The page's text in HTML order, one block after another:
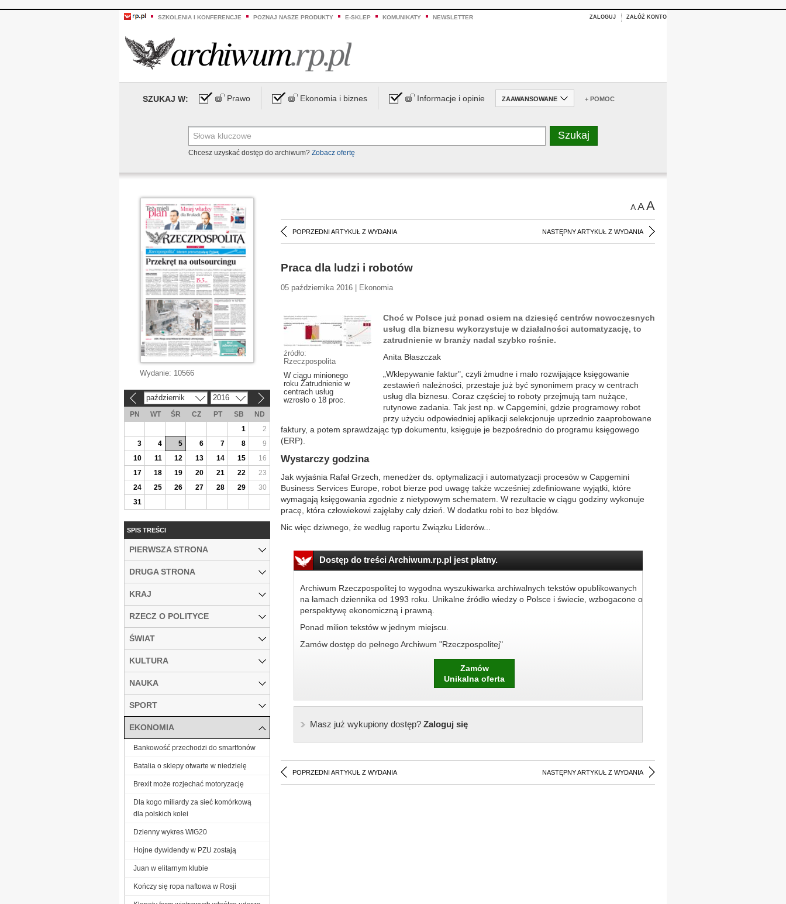
SZKOLENIA I KONFERENCJE POZNAJ NASZE PRODUKTY E-SKLEP KOMUNIKATY NEWSLETTER ZALOGUJ ZAŁÓŻ KONTO
SZUKAJ W: Prawo Ekonomia i biznes Informacje i opinie ZAAWANSOWANE + POMOC
Chcesz uzyskać dostęp do archiwum? Zobacz ofertę
AAA
POPRZEDNI ARTYKUŁ Z WYDANIA NASTĘPNY ARTYKUŁ Z WYDANIA
Praca dla ludzi i robotów
05 października 2016 | Ekonomia
źródło:
Rzeczpospolita
W ciągu minionego
roku Zatrudnienie w
centrach usług
wzrosło o 18 proc.
Choć w Polsce już ponad osiem na dziesięć centrów nowoczesnych
usług dla biznesu wykorzystuje w działalności automatyzację, to
zatrudnienie w branży nadal szybko rośnie.
Anita Błaszczak
„Wklepywanie faktur", czyli żmudne i mało rozwijające księgowanie
zestawień należności, przestaje już być synonimem pracy w centrach
usług dla biznesu. Coraz częściej to roboty przejmują tam nużące,
rutynowe zadania. Tak jest np. w Capgemini, gdzie programowy robot
przy użyciu odpowiedniej aplikacji selekcjonuje uprzednio zaaprobowane
faktury, a potem sprawdzając typ dokumentu, księguje je bezpośrednio do programu księgowego
(ERP).
Wystarczy godzina
Jak wyjaśnia Rafał Grzech, menedżer ds. optymalizacji i automatyzacji procesów w Capgemini
Business Services Europe, robot bierze pod uwagę także wcześniej zdefiniowane wyjątki, które
wymagają księgowania zgodnie z nietypowym schematem. W rezultacie w ciągu godziny wykonuje
pracę, która człowiekowi zajęłaby cały dzień. W dodatku robi to bez błędów.
Nic więc dziwnego, że według raportu Związku Liderów...
Dostęp do treści Archiwum.rp.pl jest płatny.
Archiwum Rzeczpospolitej to wygodna wyszukiwarka archiwalnych tekstów opublikowanych
na łamach dziennika od 1993 roku. Unikalne źródło wiedzy o Polsce i świecie, wzbogacone o
perspektywę ekonomiczną i prawną.
Ponad milion tekstów w jednym miejscu.
Zamów dostęp do pełnego Archiwum "Rzeczpospolitej"
Zamów
Unikalna oferta
Masz już wykupiony dostęp?Zaloguj się
POPRZEDNI ARTYKUŁ Z WYDANIA NASTĘPNY ARTYKUŁ Z WYDANIA
Wydanie: 10566
październik 2016
PN WT ŚR CZ PT SB
ND
1
2
3
4 5 6 7 8
9
10
11 12 13 14 15
16
17
18 19 20 21 22
23
24
25 26 27 28 29
30
31
SPIS TREŚCI
PIERWSZA STRONA
DRUGA STRONA
KRAJ
RZECZ O POLITYCE
ŚWIAT
KULTURA
NAUKA
SPORT
EKONOMIA
Bankowość przechodzi do smartfonów
Batalia o sklepy otwarte w niedzielę
Brexit może rozjechać motoryzację
Dla kogo miliardy za sieć komórkową
dla polskich kolei
Dzienny wykres WIG20
Hojne dywidendy w PZU zostają
Juan w elitarnym klubie
Kończy się ropa naftowa w Rosji